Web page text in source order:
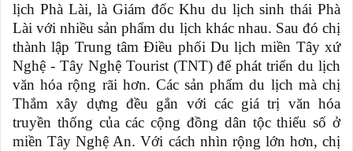
lịch Phà Lài, là Giám đốc Khu du lịch sinh thái Phà
Lài với nhiều sản phẩm du lịch khác nhau. Sau đó chị
thành lập Trung tâm Điều phối Du lịch miền Tây xứ
Nghệ - Tây Nghệ Tourist (TNT) để phát triển du lịch
văn hóa rộng rãi hơn. Các sản phẩm du lịch mà chị
Thắm xây dựng đều gắn với các giá trị văn hóa
truyền thống của các cộng đồng dân tộc thiểu số ở
miền Tây Nghệ An. Với cách nhìn rộng lớn hơn, chị